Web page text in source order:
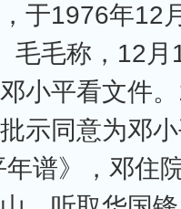
于1976年12
毛毛称，12月
小平看文件
示同意为邓
谱》，邓住